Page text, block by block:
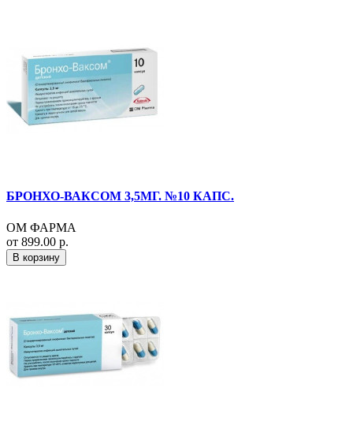
БРОНХО-ВАКСОМ 3,5МГ. №10 КАПС.
ОМ ФАРМА
от 899.00 р.
В корзину